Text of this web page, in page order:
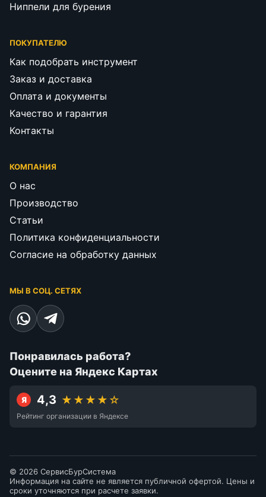
Ниппели для бурения
ПОКУПАТЕЛЮ
Как подобрать инструмент
Заказ и доставка
Оплата и документы
Качество и гарантия
Контакты
КОМПАНИЯ
О нас
Производство
Статьи
Политика конфиденциальности
Согласие на обработку данных
МЫ В СОЦ. СЕТЯХ
Понравилась работа?
Оцените на Яндекс Картах
Я 4,3 ★★★★☆
Рейтинг организации в Яндексе
© 2026 СервисБурСистема
Информация на сайте не является публичной офертой. Цены и
сроки уточняются при расчете заявки.